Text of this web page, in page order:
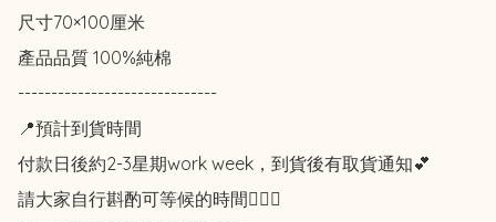
尺寸70×100厘米
產品品質 100%純棉
------------------------------
📍預計到貨時間
付款日後約2-3星期work week，到貨後有取貨通知💕
請大家自行斟酌可等候的時間🙇🏻‍♀️